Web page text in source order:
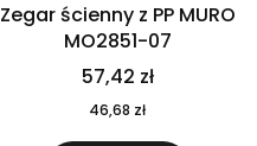
Zegar ścienny z PP MURO
MO2851-07
57,42 zł
46,68 zł